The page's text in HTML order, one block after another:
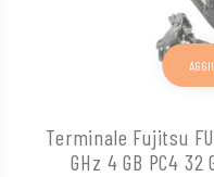
Terminale Fujitsu
GHz 4 GB PC4